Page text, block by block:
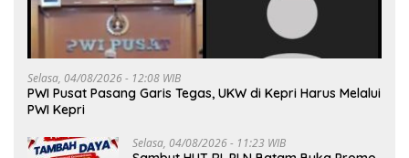
Selasa, 04/08/2026 - 12:08 WIB
PWI Pusat Pasang Garis Tegas, UKW di Kepri Harus Melalui
PWI Kepri
Selasa, 04/08/2026 - 11:23 WIB